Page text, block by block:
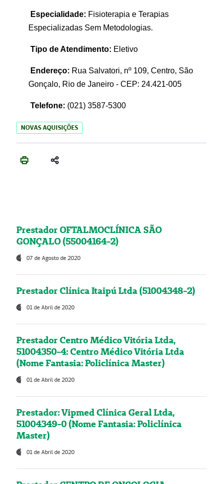
Especialidade: Fisioterapia e Terapias
Especializadas Sem Metodologias.
Tipo de Atendimento: Eletivo
Endereço: Rua Salvatori, nº 109, Centro, São
Gonçalo, Rio de Janeiro - CEP: 24.421-005
Telefone: (021) 3587-5300
NOVAS AQUISIÇÕES
Prestador OFTALMOCLÍNICA SÃO
GONÇALO (55004164-2)
07 de Agosto de 2020
Prestador Clínica Itaipú Ltda (51004348-2)
01 de Abril de 2020
Prestador Centro Médico Vitória Ltda,
51004350-4: Centro Médico Vitória Ltda
(Nome Fantasia: Policlínica Master)
01 de Abril de 2020
Prestador: Vipmed Clínica Geral Ltda,
51004349-0 (Nome Fantasia: Policlínica
Master)
01 de Abril de 2020